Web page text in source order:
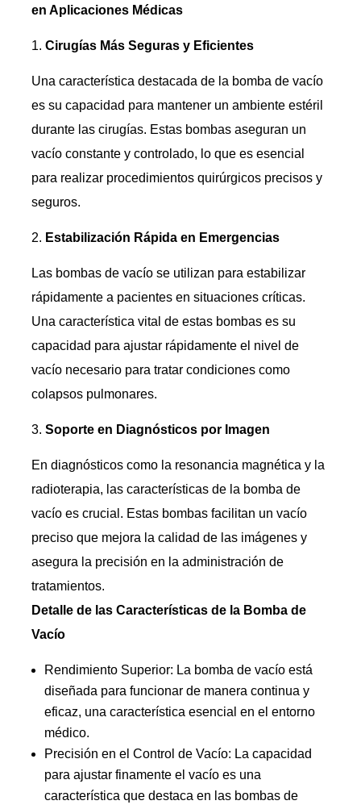
en Aplicaciones Médicas
Cirugías Más Seguras y Eficientes
Una característica destacada de la bomba de vacío
es su capacidad para mantener un ambiente estéril
durante las cirugías. Estas bombas aseguran un
vacío constante y controlado, lo que es esencial
para realizar procedimientos quirúrgicos precisos y
seguros.
Estabilización Rápida en Emergencias
Las bombas de vacío se utilizan para estabilizar
rápidamente a pacientes en situaciones críticas.
Una característica vital de estas bombas es su
capacidad para ajustar rápidamente el nivel de
vacío necesario para tratar condiciones como
colapsos pulmonares.
Soporte en Diagnósticos por Imagen
En diagnósticos como la resonancia magnética y la
radioterapia, las características de la bomba de
vacío es crucial. Estas bombas facilitan un vacío
preciso que mejora la calidad de las imágenes y
asegura la precisión en la administración de
tratamientos.
Detalle de las Características de la Bomba de
Vacío
Rendimiento Superior: La bomba de vacío está
diseñada para funcionar de manera continua y
eficaz, una característica esencial en el entorno
médico.
Precisión en el Control de Vacío: La capacidad
para ajustar finamente el vacío es una
característica que destaca en las bombas de